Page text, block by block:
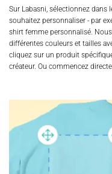
Sur Labasni, sélectionnez
souhaitez personnaliser - par
shirt femme personnalisé.
différentes couleurs et tailles
cliquez sur un produit
créateur. Ou commencez